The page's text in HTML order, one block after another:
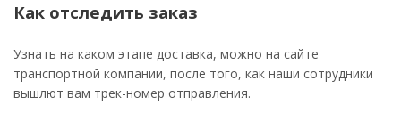
Как отследить заказ
Узнать на каком этапе доставка, можно на сайте
транспортной компании, после того, как наши сотрудники
вышлют вам трек-номер отправления.